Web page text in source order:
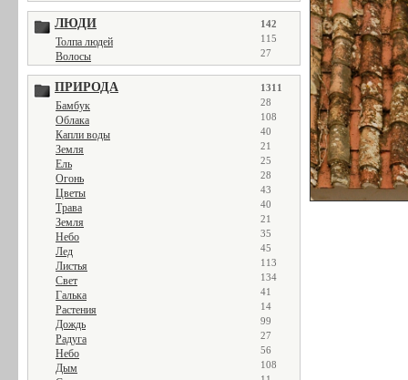
ЛЮДИ 142
Толпа людей 115
Волосы 27
ПРИРОДА 1311
Бамбук 28
Облака 108
Капли воды 40
Земля 21
Ель 25
Огонь 28
Цветы 43
Трава 40
Земля 21
Небо 35
Лед 45
Листья 113
Свет 134
Галька 41
Растения 14
Дождь 99
Радуга 27
Небо 56
Дым 108